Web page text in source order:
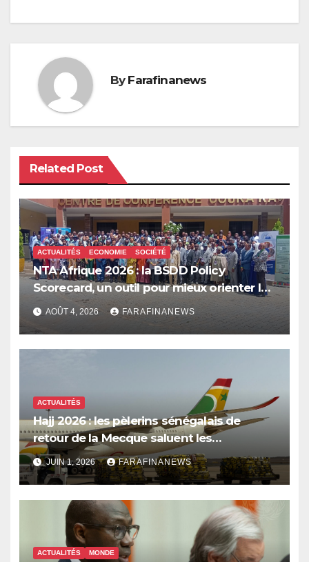
By Farafinanews
Related Post
ACTUALITÉS ECONOMIE SOCIÉTÉ
NTA Afrique 2026 : la BSDD Policy
Scorecard, un outil pour mieux orienter les
dépenses publiques
AOÛT 4, 2026 FARAFINANEWS
ACTUALITÉS
Hajj 2026 : les pèlerins sénégalais de
retour de la Mecque saluent les
innovations d’Air Sénégal SA
JUIN 1, 2026 FARAFINANEWS
ACTUALITÉS MONDE